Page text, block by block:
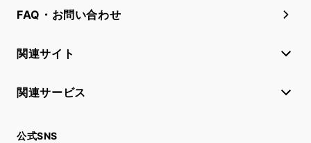
FAQ・お問い合わせ
関連サイト
関連サービス
公式SNS